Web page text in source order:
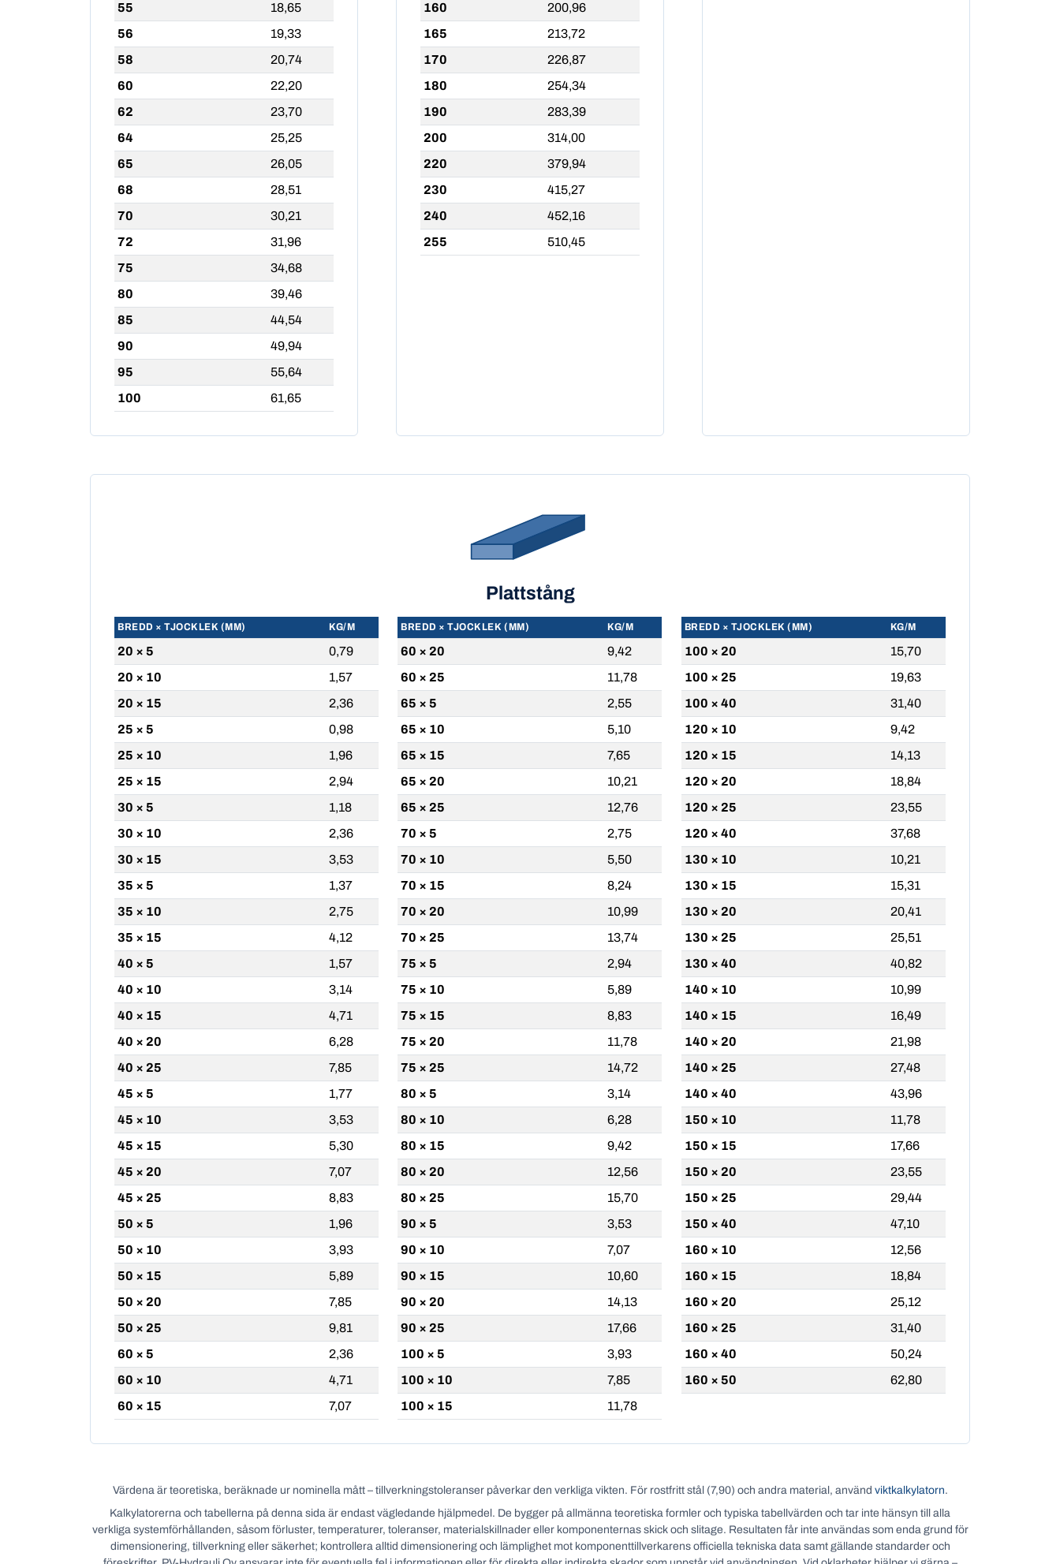
55
18,65
56
19,33
58
20,74
60
22,20
62
23,70
64
25,25
65
26,05
68
28,51
70
30,21
72
31,96
75
34,68
80
39,46
85
44,54
90
49,94
95
55,64
100
61,65
160
200,96
165
213,72
170
226,87
180
254,34
190
283,39
200
314,00
220
379,94
230
415,27
240
452,16
255
510,45
Plattstång
BREDD × TJOCKLEK (MM) KG/M
20 × 5
0,79
20 × 10
1,57
20 × 15
2,36
25 × 5
0,98
25 × 10
1,96
25 × 15
2,94
30 × 5
1,18
30 × 10
2,36
30 × 15
3,53
35 × 5
1,37
35 × 10
2,75
35 × 15
4,12
40 × 5
1,57
40 × 10
3,14
40 × 15
4,71
40 × 20
6,28
40 × 25
7,85
45 × 5
1,77
45 × 10
3,53
45 × 15
5,30
45 × 20
7,07
45 × 25
8,83
50 × 5
1,96
50 × 10
3,93
50 × 15
5,89
50 × 20
7,85
50 × 25
9,81
60 × 5
2,36
60 × 10
4,71
60 × 15
7,07
BREDD × TJOCKLEK (MM) KG/M
60 × 20
9,42
60 × 25
11,78
65 × 5
2,55
65 × 10
5,10
65 × 15
7,65
65 × 20
10,21
65 × 25
12,76
70 × 5
2,75
70 × 10
5,50
70 × 15
8,24
70 × 20
10,99
70 × 25
13,74
75 × 5
2,94
75 × 10
5,89
75 × 15
8,83
75 × 20
11,78
75 × 25
14,72
80 × 5
3,14
80 × 10
6,28
80 × 15
9,42
80 × 20
12,56
80 × 25
15,70
90 × 5
3,53
90 × 10
7,07
90 × 15
10,60
90 × 20
14,13
90 × 25
17,66
100 × 5
3,93
100 × 10
7,85
100 × 15
11,78
BREDD × TJOCKLEK (MM) KG/M
100 × 20
15,70
100 × 25
19,63
100 × 40
31,40
120 × 10
9,42
120 × 15
14,13
120 × 20
18,84
120 × 25
23,55
120 × 40
37,68
130 × 10
10,21
130 × 15
15,31
130 × 20
20,41
130 × 25
25,51
130 × 40
40,82
140 × 10
10,99
140 × 15
16,49
140 × 20
21,98
140 × 25
27,48
140 × 40
43,96
150 × 10
11,78
150 × 15
17,66
150 × 20
23,55
150 × 25
29,44
150 × 40
47,10
160 × 10
12,56
160 × 15
18,84
160 × 20
25,12
160 × 25
31,40
160 × 40
50,24
160 × 50
62,80
Värdena är teoretiska, beräknade ur nominella mått – tillverkningstoleranser påverkar den verkliga vikten. För rostfritt stål (7,90) och andra material, använd viktkalkylatorn.
Kalkylatorerna och tabellerna på denna sida är endast vägledande hjälpmedel. De bygger på allmänna teoretiska formler och typiska tabellvärden och tar inte hänsyn till alla
verkliga systemförhållanden, såsom förluster, temperaturer, toleranser, materialskillnader eller komponenternas skick och slitage. Resultaten får inte användas som enda grund för
dimensionering, tillverkning eller säkerhet; kontrollera alltid dimensionering och lämplighet mot komponenttillverkarens officiella tekniska data samt gällande standarder och